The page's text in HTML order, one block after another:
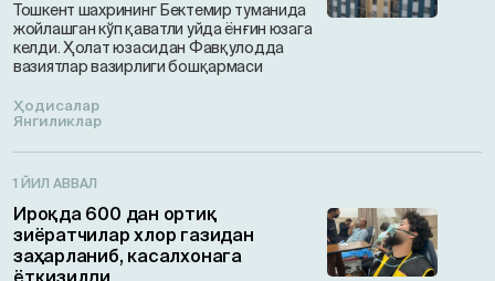
Тошкент шахрининг Бектемир туманида
жойлашган кўп қаватли уйда ёнғин юзага
келди. Ҳолат юзасидан Фавқулодда
вазиятлар вазирлиги бошқармаси
Ҳодисалар
Янгиликлар
1 ЙИЛ АВВАЛ
Ироқда 600 дан ортиқ
зиёратчилар хлор газидан
заҳарланиб, касалхонага
ётқизилди